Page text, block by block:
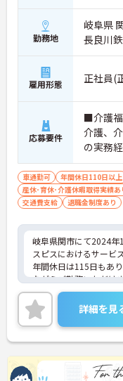
★おすすめPOINT★
＜個別ＯＪＴとチーム
・入職後はお一人おひ
のＯＪＴ研修を実施
の機会も提供されます
・施設内には看護師が
・介護スタッフと看
しやすく、初任者研修
専門性を高められます
・常勤で働くスタッフ
高く、急なシフト変更
にくい人員体制です
・訪問スケジュールに
ため、月平均の残業時
なり少なめに抑えられ
・夜勤明けの翌日は原
編成が組まれており、
長期的な就業が可能で
＜評価制度でキャリア
・介護福祉士や初任者
夜勤回数がしっかり
ーションを維持できま
キャリア形成が可能で
勤務地
岐阜県
長良川
雇用形態 正社員(
応募要件
■介護
介護、
の実務
車通勤可 年間休日110日以上
産休･育休･介護休暇取得実績あ
交通費支給
退職金制度あり
岐阜県関市にて2024
スピスにおけるサービ
年間休日は115日もあ
ながらご勤務いただけ
スタッフとも円滑にコ
を募集しています。
ご興味のある方には、
に詳細をお話しいたし
さい！
詳細を見